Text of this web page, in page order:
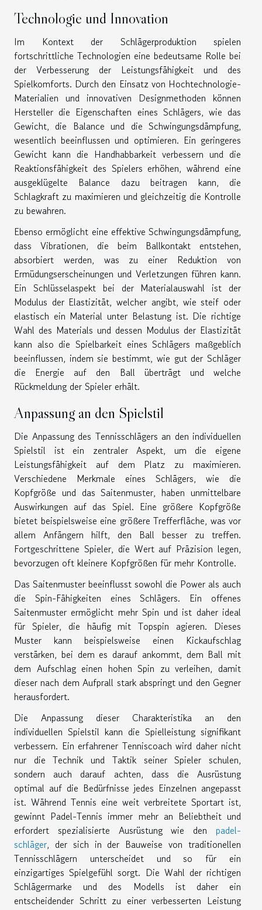
Technologie und Innovation
Im Kontext der Schlägerproduktion spielen
fortschrittliche Technologien eine bedeutsame Rolle bei
der Verbesserung der Leistungsfähigkeit und des
Spielkomforts. Durch den Einsatz von Hochtechnologie-
Materialien und innovativen Designmethoden können
Hersteller die Eigenschaften eines Schlägers, wie das
Gewicht, die Balance und die Schwingungsdämpfung,
wesentlich beeinflussen und optimieren. Ein geringeres
Gewicht kann die Handhabbarkeit verbessern und die
Reaktionsfähigkeit des Spielers erhöhen, während eine
ausgeklügelte Balance dazu beitragen kann, die
Schlagkraft zu maximieren und gleichzeitig die Kontrolle
zu bewahren.
Ebenso ermöglicht eine effektive Schwingungsdämpfung,
dass Vibrationen, die beim Ballkontakt entstehen,
absorbiert werden, was zu einer Reduktion von
Ermüdungserscheinungen und Verletzungen führen kann.
Ein Schlüsselaspekt bei der Materialauswahl ist der
Modulus der Elastizität, welcher angibt, wie steif oder
elastisch ein Material unter Belastung ist. Die richtige
Wahl des Materials und dessen Modulus der Elastizität
kann also die Spielbarkeit eines Schlägers maßgeblich
beeinflussen, indem sie bestimmt, wie gut der Schläger
die Energie auf den Ball überträgt und welche
Rückmeldung der Spieler erhält.
Anpassung an den Spielstil
Die Anpassung des Tennisschlägers an den individuellen
Spielstil ist ein zentraler Aspekt, um die eigene
Leistungsfähigkeit auf dem Platz zu maximieren.
Verschiedene Merkmale eines Schlägers, wie die
Kopfgröße und das Saitenmuster, haben unmittelbare
Auswirkungen auf das Spiel. Eine größere Kopfgröße
bietet beispielsweise eine größere Trefferfläche, was vor
allem Anfängern hilft, den Ball besser zu treffen.
Fortgeschrittene Spieler, die Wert auf Präzision legen,
bevorzugen oft kleinere Kopfgrößen für mehr Kontrolle.
Das Saitenmuster beeinflusst sowohl die Power als auch
die Spin-Fähigkeiten eines Schlägers. Ein offenes
Saitenmuster ermöglicht mehr Spin und ist daher ideal
für Spieler, die häufig mit Topspin agieren. Dieses
Muster kann beispielsweise einen Kickaufschlag
verstärken, bei dem es darauf ankommt, dem Ball mit
dem Aufschlag einen hohen Spin zu verleihen, damit
dieser nach dem Aufprall stark abspringt und den Gegner
herausfordert.
Die Anpassung dieser Charakteristika an den
individuellen Spielstil kann die Spielleistung signifikant
verbessern. Ein erfahrener Tenniscoach wird daher nicht
nur die Technik und Taktik seiner Spieler schulen,
sondern auch darauf achten, dass die Ausrüstung
optimal auf die Bedürfnisse jedes Einzelnen angepasst
ist. Während Tennis eine weit verbreitete Sportart ist,
gewinnt Padel-Tennis immer mehr an Beliebtheit und
erfordert spezialisierte Ausrüstung wie den padel-
schläger, der sich in der Bauweise von traditionellen
Tennisschlägern unterscheidet und so für ein
einzigartiges Spielgefühl sorgt. Die Wahl der richtigen
Schlägermarke und des Modells ist daher ein
entscheidender Schritt zu einer verbesserten Leistung